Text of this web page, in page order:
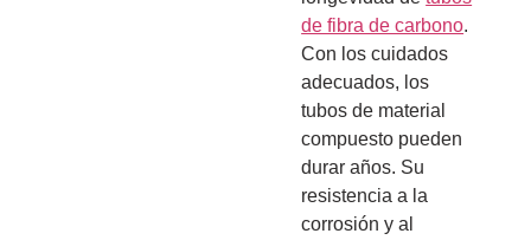
de fibra de carbono.
Con los cuidados
adecuados, los
tubos de material
compuesto pueden
durar años. Su
resistencia a la
corrosión y al